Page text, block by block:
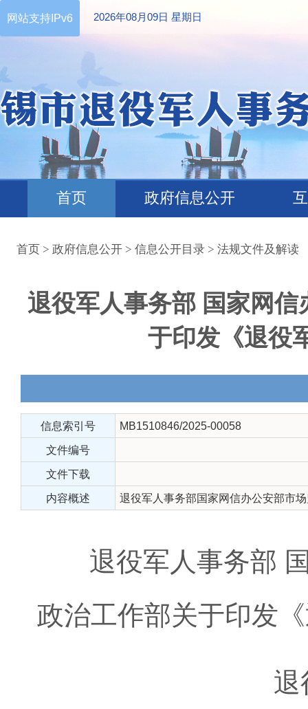
网站支持IPv6 2026年08月09日 星期日
首页 政府信息公开
首页 > 政府信息公开 > 信息公开目录 > 法规文件及解读
退役军人事务部 国家网
于印发《退役
信息索引号 MB1510846/2025-00058
文件编号
文件下载
内容概述 退役军人事务部国家网信办公安部市
退役军人事务部 国
政治工作部关于印发
退役